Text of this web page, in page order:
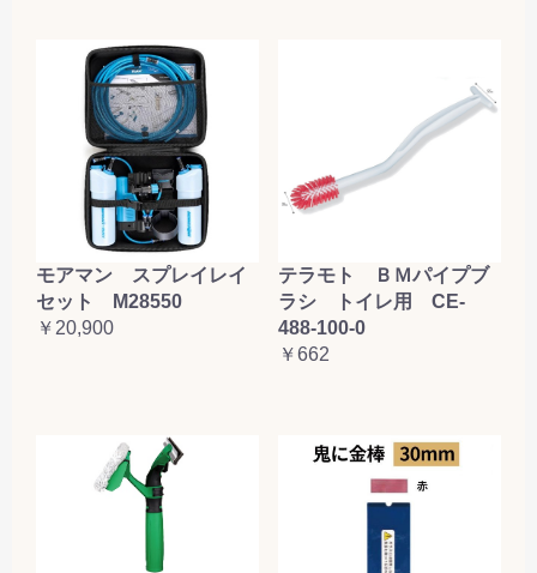
モアマン スプレイレイ
セット M28550
￥20,900
テラモト ＢＭパイプブ
ラシ トイレ用 CE-
488-100-0
￥662